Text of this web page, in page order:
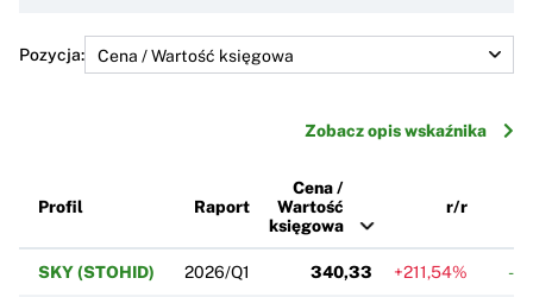
Pozycja:
Zobacz opis wskaźnika
Profil Raport
Cena /
Wartość
księgowa
r/r
SKY (STOHID) 2026/Q1 340,33 +211,54% -